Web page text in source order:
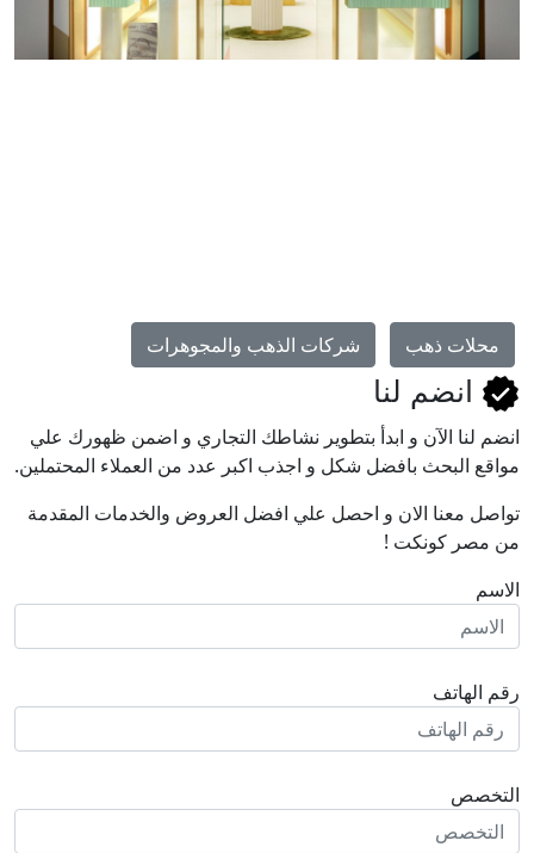
محلات ذهب شركات الذهب والمجوهرات
انضم لنا
انضم لنا اﻵن و ابدأ بتطوير نشاطك التجاري و اضمن ظهورك علي
مواقع البحث بافضل شكل و اجذب اكبر عدد من العملاء المحتملين.
تواصل معنا الان و احصل علي افضل العروض والخدمات المقدمة
من مصر كونكت !
الاسم
رقم الهاتف
التخصص